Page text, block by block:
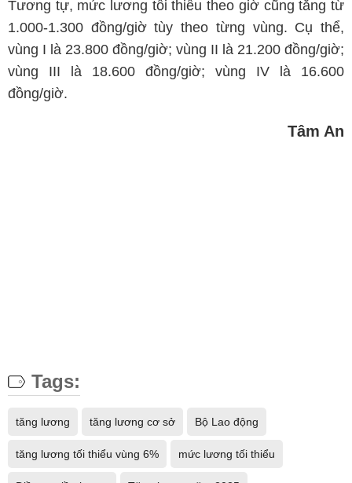
Tương tự, mức lương tối thiểu theo giờ cũng tăng từ
1.000-1.300 đồng/giờ tùy theo từng vùng. Cụ thể,
vùng I là 23.800 đồng/giờ; vùng II là 21.200 đồng/giờ;
vùng III là 18.600 đồng/giờ; vùng IV là 16.600
đồng/giờ.
Tâm An
Tags:
tăng lương tăng lương cơ sở Bộ Lao động
tăng lương tối thiểu vùng 6% mức lương tối thiểu